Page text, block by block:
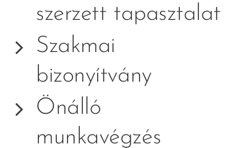
szerzett tapasztalat
Szakmai
bizonyítvány
Önálló
munkavégzés